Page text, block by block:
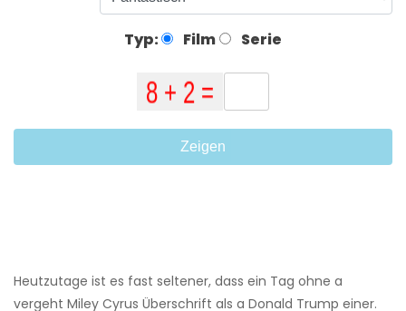
Typ: Film Serie
Zeigen
Heutzutage ist es fast seltener, dass ein Tag ohne a
vergeht Miley Cyrus Überschrift als a Donald Trump einer.